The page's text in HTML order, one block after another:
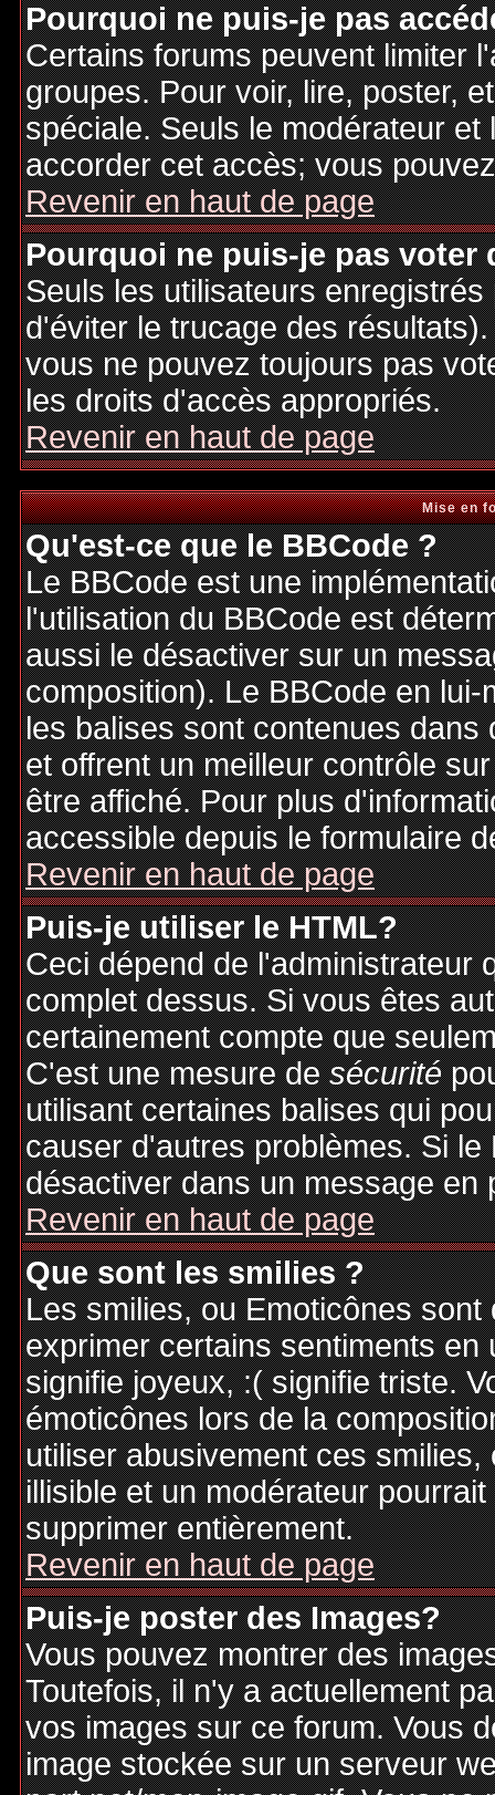
Pourquoi ne puis-je pas
Certains forums peuvent limiter
groupes. Pour voir, lire, poster,
spéciale. Seuls le modérateur
accorder cet accès; vous
Revenir en haut de page
Pourquoi ne puis-je pas voter
Seuls les utilisateurs
d'éviter le trucage des
vous ne pouvez toujours pas
les droits d'accès appropriés.
Revenir en haut de page
Mise en
Qu'est-ce que le BBCode ?
Le BBCode est une
l'utilisation du BBCode est
aussi le désactiver sur un
composition). Le BBCode en
les balises sont contenues
et offrent un meilleur contrôle
être affiché. Pour plus
accessible depuis le formulaire
Revenir en haut de page
Puis-je utiliser le HTML?
Ceci dépend de l'administrateur
complet dessus. Si vous êtes
certainement compte que
C'est une mesure desécurité
utilisant certaines balises qui
causer d'autres problèmes. Si
désactiver dans un message en
Revenir en haut de page
Que sont les smilies ?
Les smilies, ou Emoticônes
exprimer certains sentiments
signifie joyeux, :( signifie triste.
émoticônes lors de la
utiliser abusivement ces
illisible et un modérateur
supprimer entièrement.
Revenir en haut de page
Puis-je poster des Images?
Vous pouvez montrer des
Toutefois, il n'y a actuellement
vos images sur ce forum. Vous
image stockée sur un serveur